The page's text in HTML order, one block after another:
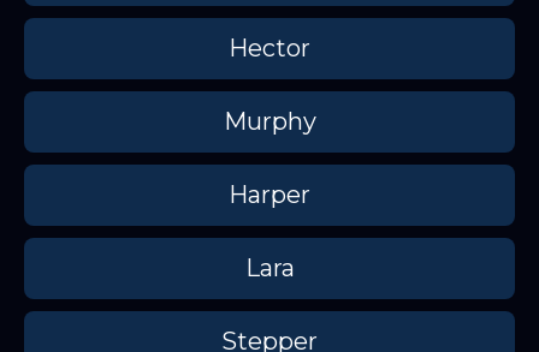
Hector
Murphy
Harper
Lara
Stepper